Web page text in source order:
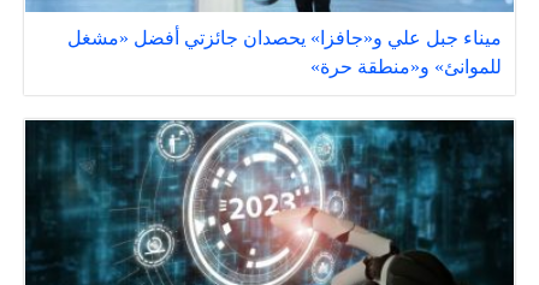
ميناء جبل علي و«جافزا» يحصدان جائزتي أفضل «مشغل
للموانئ» و«منطقة حرة»